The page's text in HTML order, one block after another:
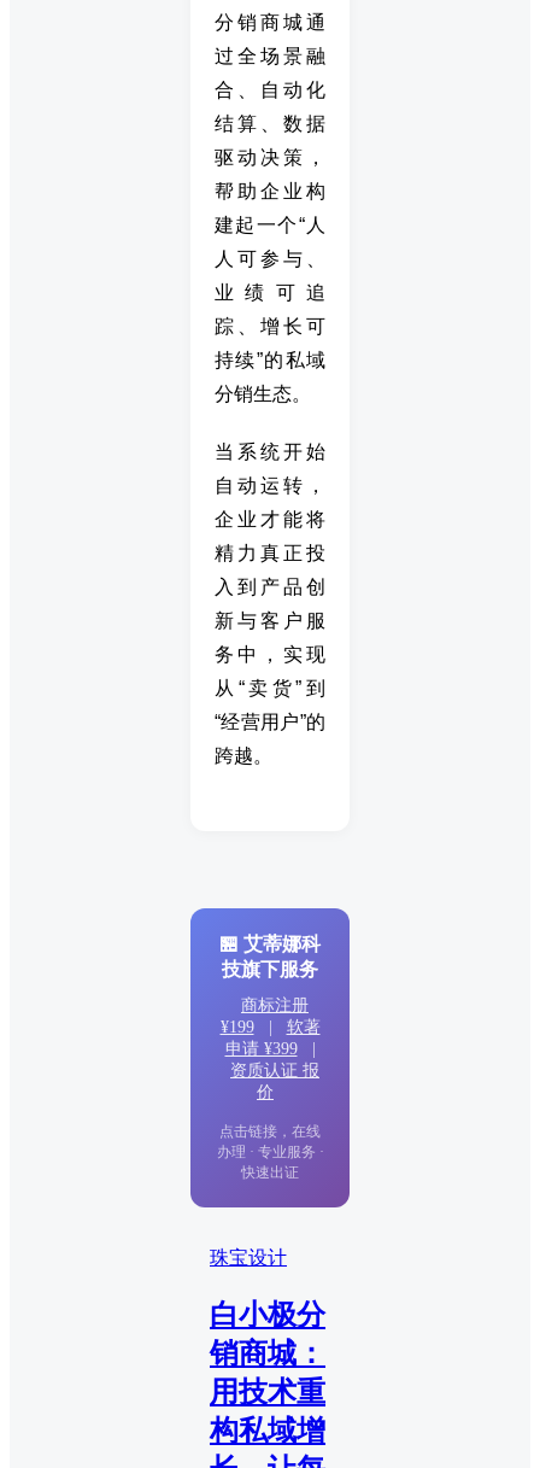
分销商城通
过全场景融
合、自动化
结算、数据
驱动决策，
帮助企业构
建起一个“人
人可参与、
业绩可追
踪、增长可
持续”的私域
分销生态。
当系统开始
自动运转，
企业才能将
精力真正投
入到产品创
新与客户服
务中，实现
从“卖货”到
“经营用户”的
跨越。
🏪 艾蒂娜科
技旗下服务
商标注册
¥199
软著
申请 ¥399
资质认证 报
价
点击链接，在线
办理 · 专业服务 ·
快速出证
珠宝设计
白小极分
销商城：
用技术重
构私域增